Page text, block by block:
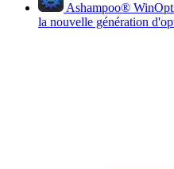
Ashampoo®
la nouvelle génération